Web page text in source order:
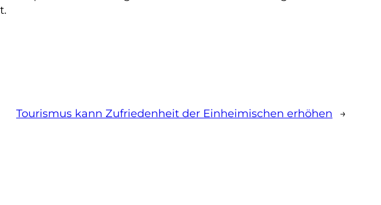
Tourismus kann Zufriedenheit der Einheimischen erhöhen →